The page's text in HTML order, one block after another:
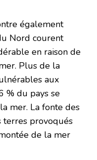
également
Nord courent
en raison de
Plus de la
aux
% du pays se
mer. La fonte des
terres provoqués
de la mer